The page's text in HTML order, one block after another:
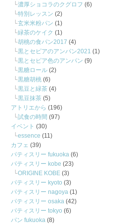
濃厚ショコラのクグロフ (6)
特別レッスン (2)
玄米米粉パン (1)
緑茶のケイク (1)
胡桃の食パン2017 (4)
黒とセピアのアンパン2021 (1)
黒とセピア色のアンパン (9)
黒糖ロール (2)
黒糖胡桃 (6)
黒豆と緑茶 (4)
黒豆抹茶 (5)
アトリエから (196)
試食の時間 (97)
イベント (30)
essence (11)
カフェ (39)
パティスリー fukuoka (6)
パティスリー kobe (23)
ORIGINE KOBE (3)
パティスリー kyoto (3)
パティスリー nagoya (1)
パティスリー osaka (42)
パティスリー tokyo (6)
パン fukuoka (8)